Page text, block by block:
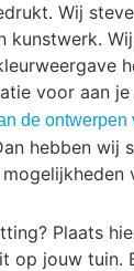
Wij
kunstwerk.
voor aan je
de
hebben wij
Plaats
op jouw tuin.